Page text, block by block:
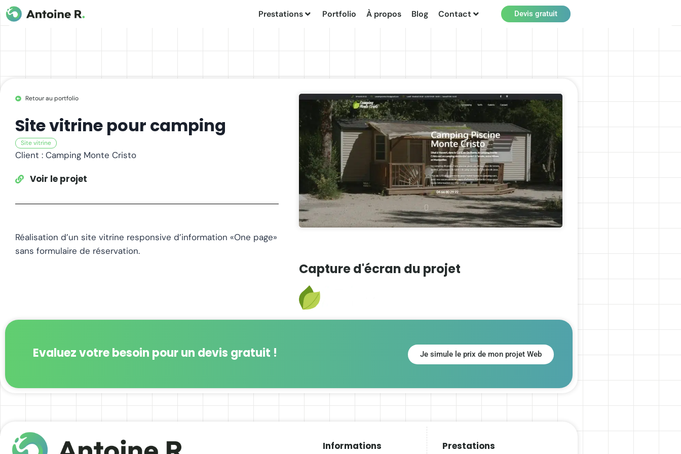
Prestations Portfolio À propos Blog Contact Devis gratuit
Retour au portfolio
Site vitrine pour camping
Site vitrine
Client : Camping Monte Cristo
Voir le projet
Réalisation d’un site vitrine responsive d’information «One page»
sans formulaire de réservation.
Capture d'écran du projet
Evaluez votre besoin pour un devis gratuit ! Je simule le prix de mon projet Web
Informations Prestations